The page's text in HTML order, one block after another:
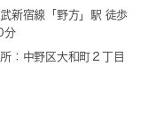
新宿線「 野方」駅 徒歩
分
：中野区大和町２丁目